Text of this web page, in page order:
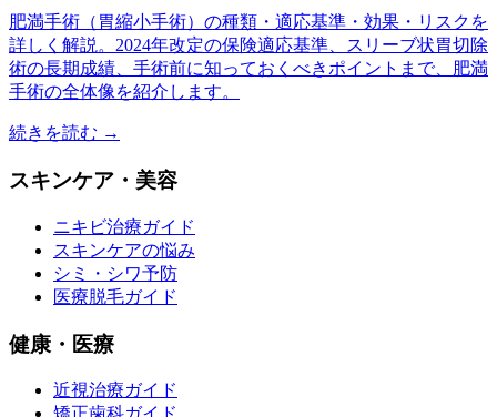
肥満手術（胃縮小手術）の種類・適応基準・効果・リスクを
詳しく解説。2024年改定の保険適応基準、スリーブ状胃切除
術の長期成績、手術前に知っておくべきポイントまで、肥満
手術の全体像を紹介します。
続きを読む →
スキンケア・美容
ニキビ治療ガイド
スキンケアの悩み
シミ・シワ予防
医療脱毛ガイド
健康・医療
近視治療ガイド